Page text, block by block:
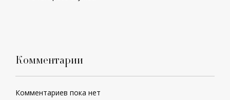
Комментарии
Комментариев пока нет